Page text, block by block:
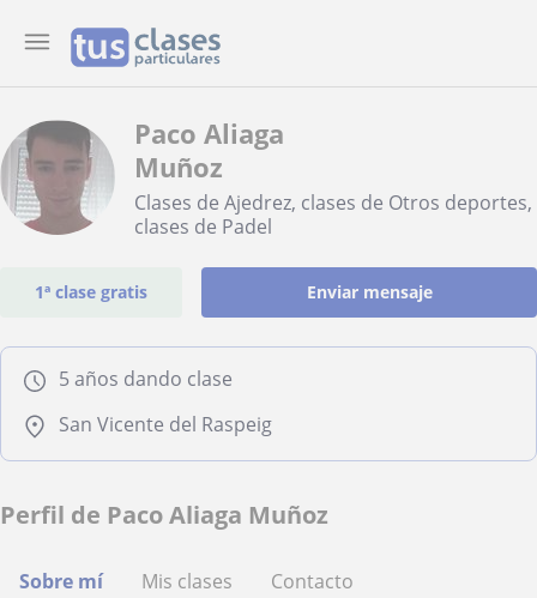
Paco Aliaga
Muñoz
Clases de Ajedrez, clases de Otros deportes,
clases de Padel
1ª clase gratis Enviar mensaje
5 años dando clase
San Vicente del Raspeig
Perfil de Paco Aliaga Muñoz
Sobre mí Mis clases Contacto